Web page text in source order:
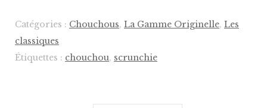
HQ
–
Gamme
Catégories : Chouchous, La Gamme Originelle, Les
classiques
Étiquettes : chouchou, scrunchie